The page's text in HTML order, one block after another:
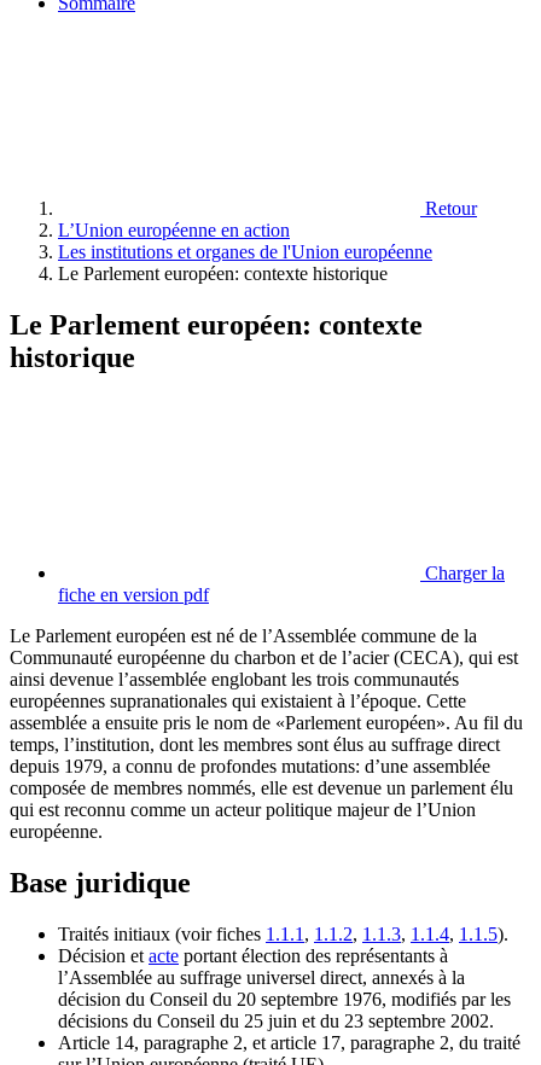
Retour
L’Union européenne en action
Les institutions et organes de l'Union européenne
Le Parlement européen: contexte historique
Le Parlement européen: contexte
historique
Charger la
fiche en version pdf
Le Parlement européen est né de l’Assemblée commune de la
Communauté européenne du charbon et de l’acier (CECA), qui est
ainsi devenue l’assemblée englobant les trois communautés
européennes supranationales qui existaient à l’époque. Cette
assemblée a ensuite pris le nom de «Parlement européen». Au fil du
temps, l’institution, dont les membres sont élus au suffrage direct
depuis 1979, a connu de profondes mutations: d’une assemblée
composée de membres nommés, elle est devenue un parlement élu
qui est reconnu comme un acteur politique majeur de l’Union
européenne.
Base juridique
Traités initiaux (voir fiches 1.1.1 , 1.1.2, 1.1.3, 1.1.4, 1.1.5).
Décision et acte portant élection des représentants à
l’Assemblée au suffrage universel direct, annexés à la
décision du Conseil du 20 septembre 1976, modifiés par les
décisions du Conseil du 25 juin et du 23 septembre 2002.
Article 14, paragraphe 2, et article 17, paragraphe 2, du traité